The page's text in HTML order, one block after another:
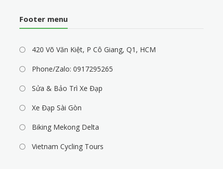
Footer menu
420 Võ Văn Kiệt, P Cô Giang, Q1, HCM
Phone/Zalo: 0917295265
Sửa & Bảo Trì Xe Đạp
Xe Đạp Sài Gòn
Biking Mekong Delta
Vietnam Cycling Tours